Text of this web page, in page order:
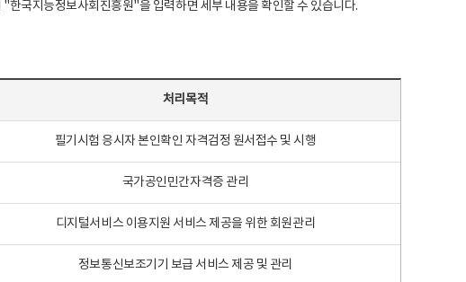
국지능정보사회진흥원"을 입력하면 세부 내용을 확인할 수 있습니다.
처리목적
필기시험 응시자 본인확인 자격검정 원서접수 및 시행
국가공인민간자격증 관리
디지털서비스 이용지원 서비스 제공을 위한 회원관리
정보통신보조기기 보급 서비스 제공 및 관리